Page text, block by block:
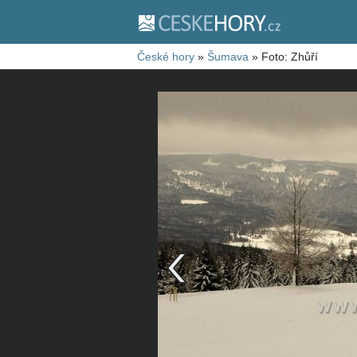
České hory » Šumava » Foto: Zhůří